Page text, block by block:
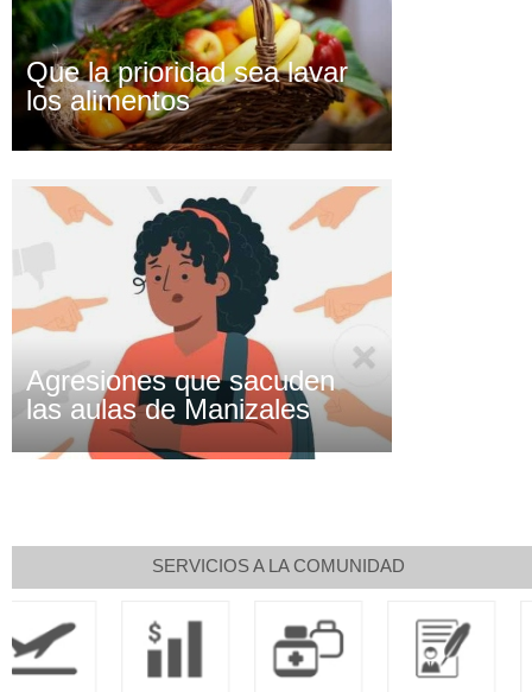
Que la prioridad sea lavar
los alimentos
Agresiones que sacuden
las aulas de Manizales
SERVICIOS A LA COMUNIDAD